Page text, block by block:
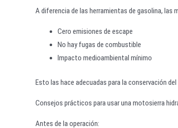
A diferencia de las herramientas de gasolina, las
Cero emisiones de escape
No hay fugas de combustible
Impacto medioambiental mínimo
Esto las hace adecuadas para la conservación
Consejos prácticos para usar una motosierra
Antes de la operación: